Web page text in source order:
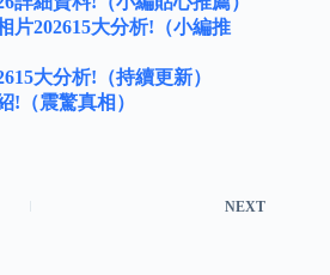
片202615大分析!（小編推
大分析!（持續更新）
!（震驚真相）
NEXT